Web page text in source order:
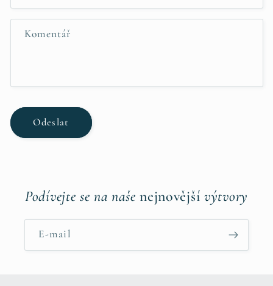
t
o
m
u
Komentář
Odeslat
Podívejte se na naše nejnovější výtvory
E-mail